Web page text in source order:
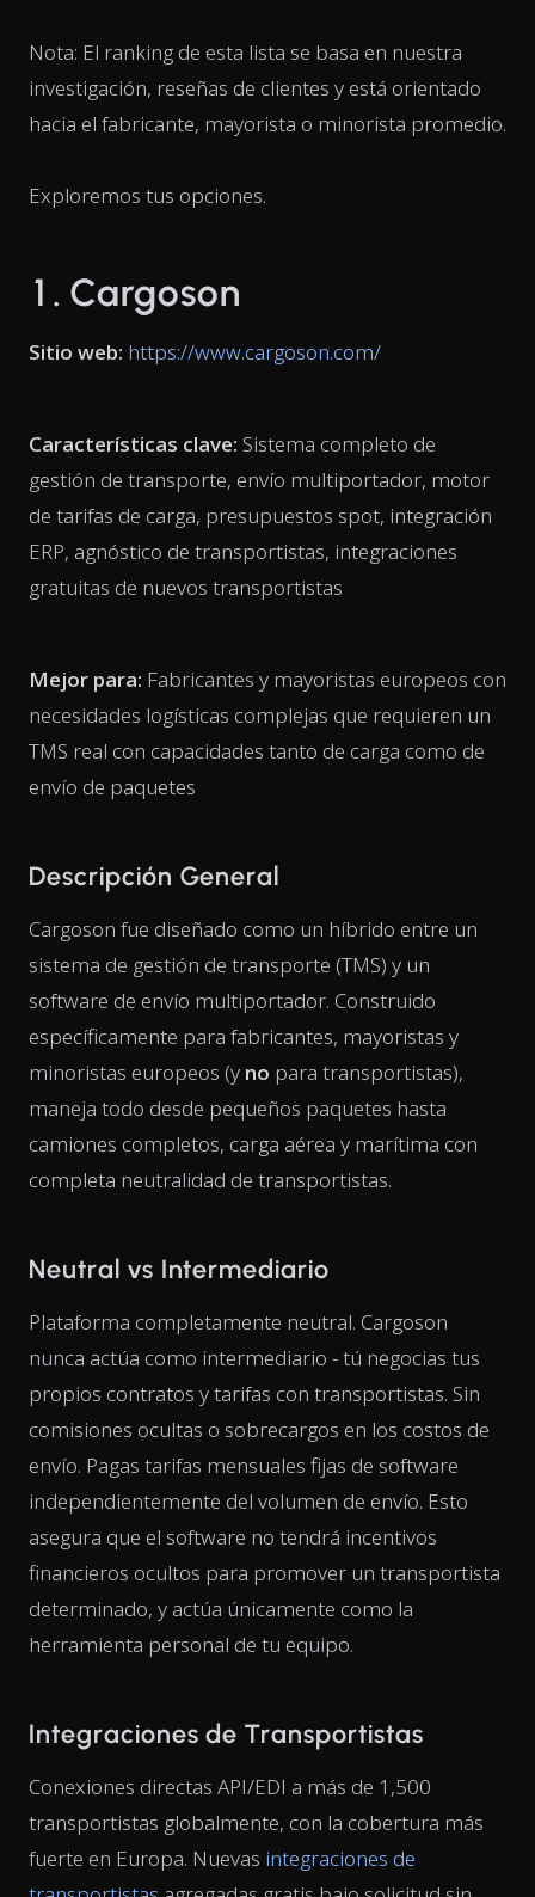
Nota: El ranking de esta lista se basa en nuestra
investigación, reseñas de clientes y está orientado
hacia el fabricante, mayorista o minorista promedio.
Exploremos tus opciones.
1. Cargoson
Sitio web: https://www.cargoson.com/
Características clave: Sistema completo de
gestión de transporte, envío multiportador, motor
de tarifas de carga, presupuestos spot, integración
ERP, agnóstico de transportistas, integraciones
gratuitas de nuevos transportistas
Mejor para: Fabricantes y mayoristas europeos con
necesidades logísticas complejas que requieren un
TMS real con capacidades tanto de carga como de
envío de paquetes
Descripción General
Cargoson fue diseñado como un híbrido entre un
sistema de gestión de transporte (TMS) y un
software de envío multiportador. Construido
específicamente para fabricantes, mayoristas y
minoristas europeos (y no para transportistas),
maneja todo desde pequeños paquetes hasta
camiones completos, carga aérea y marítima con
completa neutralidad de transportistas.
Neutral vs Intermediario
Plataforma completamente neutral. Cargoson
nunca actúa como intermediario - tú negocias tus
propios contratos y tarifas con transportistas. Sin
comisiones ocultas o sobrecargos en los costos de
envío. Pagas tarifas mensuales fijas de software
independientemente del volumen de envío. Esto
asegura que el software no tendrá incentivos
financieros ocultos para promover un transportista
determinado, y actúa únicamente como la
herramienta personal de tu equipo.
Integraciones de Transportistas
Conexiones directas API/EDI a más de 1,500
transportistas globalmente, con la cobertura más
fuerte en Europa. Nuevas integraciones de